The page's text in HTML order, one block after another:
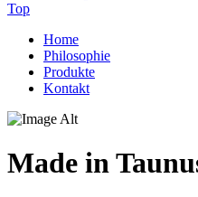
Top
Home
Philosophie
Produkte
Kontakt
Made in